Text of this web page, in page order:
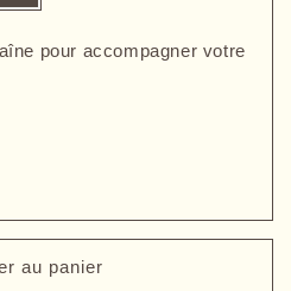
pour accompagner votre
au panier